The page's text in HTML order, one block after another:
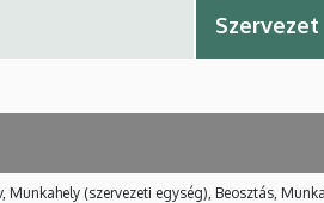
Munkahely (szervezeti egység), Beosztás,